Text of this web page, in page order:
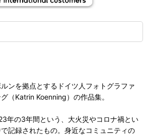
ンを拠点とするドイツ人フォトグラファ
（Katrin Koenning）の作品集。
年の3年間という、大火災やコロナ禍とい
記録されたもの。身近なコミュニティの